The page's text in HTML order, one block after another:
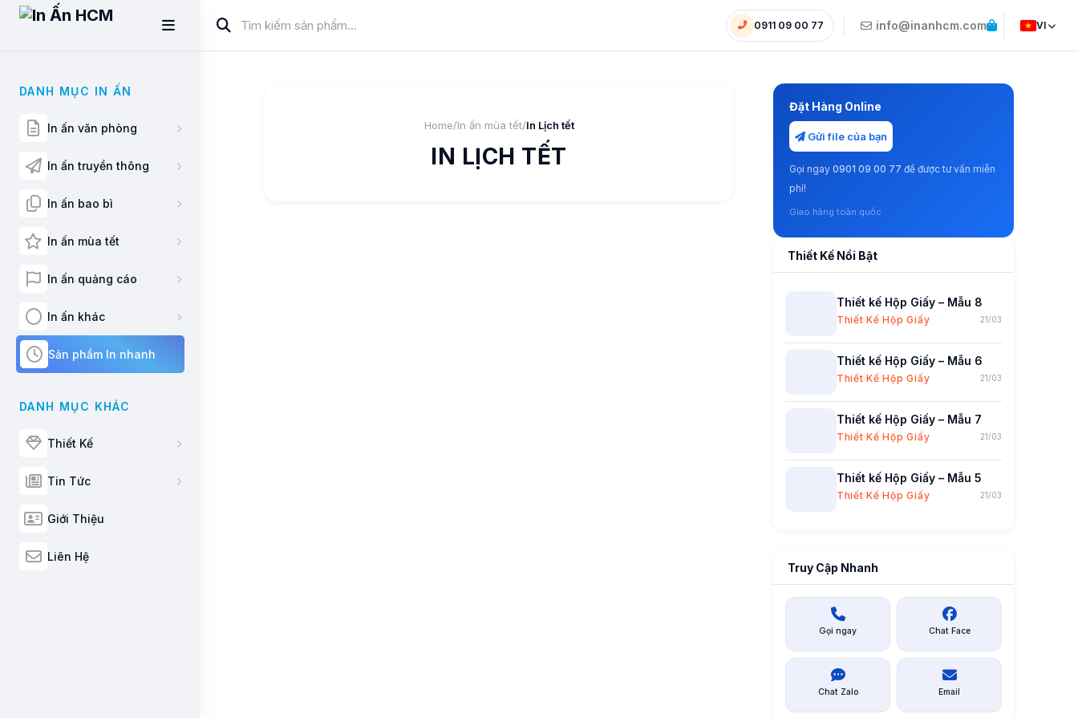
DANH MỤC IN ẤN
In ấn văn phòng
In ấn truyền thông
In ấn bao bì
In ấn mùa tết
In ấn quảng cáo
In ấn khác
Sản phẩm In nhanh
DANH MỤC KHÁC
Thiết Kế
Tin Tức
Giới Thiệu
Liên Hệ
0911 09 00 77 info@inanhcm.com VI
Home/In ấn mùa tết/In Lịch tết
IN LỊCH TẾT
Đặt Hàng Online
Gửi file của bạn
Gọi ngay 0901 09 00 77 để được tư vấn miễn
phí!
Giao hàng toàn quốc
Thiết Kế Nổi Bật
Thiết kế Hộp Giấy – Mẫu 8
Thiết Kế Hộp Giấy 21/03
Thiết kế Hộp Giấy – Mẫu 6
Thiết Kế Hộp Giấy 21/03
Thiết kế Hộp Giấy – Mẫu 7
Thiết Kế Hộp Giấy 21/03
Thiết kế Hộp Giấy – Mẫu 5
Thiết Kế Hộp Giấy 21/03
Truy Cập Nhanh
Gọi ngay Chat Face
Chat Zalo Email